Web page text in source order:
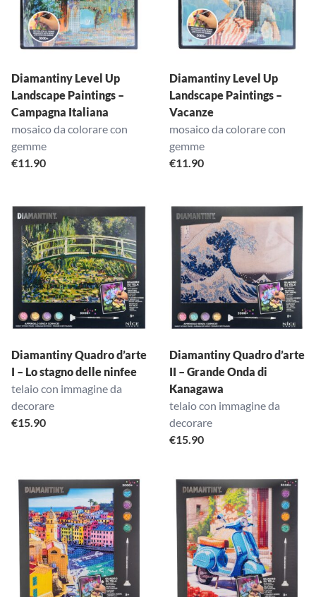
Diamantiny Level Up
Landscape Paintings –
Campagna Italiana
mosaico da colorare con
gemme
€11.90
Diamantiny Level Up
Landscape Paintings –
Vacanze
mosaico da colorare con
gemme
€11.90
Diamantiny Quadro d’arte
I – Lo stagno delle ninfee
telaio con immagine da
decorare
€15.90
Diamantiny Quadro d’arte
II – Grande Onda di
Kanagawa
telaio con immagine da
decorare
€15.90